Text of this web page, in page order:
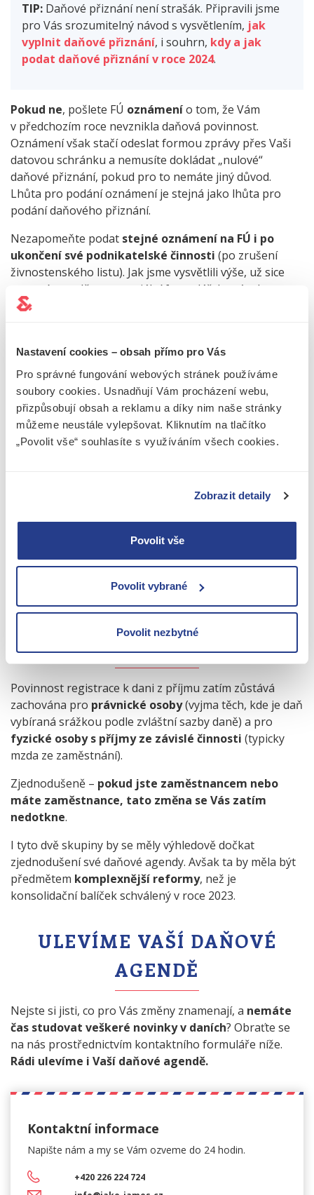
Nastavení cookies – obsah přímo pro Vás
Pro správné fungování webových stránek používáme
soubory cookies. Usnadňují Vám procházení webu,
přizpůsobují obsah a reklamu a díky nim naše stránky
můžeme neustále vylepšovat. Kliknutím na tlačítko
„Povolit vše“ souhlasíte s využíváním všech cookies.
Zobrazit detaily
Povolit vše
Povolit vybrané
Povolit nezbytné
TIP: Daňové přiznání není strašák. Připravili jsme
pro Vás srozumitelný návod s vysvětlením, jak
vyplnit daňové přiznání, i souhrn, kdy a jak
podat daňové přiznání v roce 2024.
Pokud ne, pošlete FÚ oznámenío tom, že Vám
v předchozím roce nevznikla daňová povinnost.
Oznámení však stačí odeslat formou zprávy přes Vaši
datovou schránku a nemusíte dokládat „nulové“
daňové přiznání, pokud pro to nemáte jiný důvod.
Lhůta pro podání oznámení je stejná jako lhůta pro
podání daňového přiznání.
Nezapomeňte podat stejné oznámení na FÚ i po
ukončení své podnikatelské činnosti (po zrušení
živnostenského listu). Jak jsme vysvětlili výše, už sice
nemusíte vyplňovat speciální formulář, kterým byste
svou registraci k dani z příjmů rušili, ale právě proto FÚ
skutečnost oznámit.
MUSÍM PODÁVAT DAŇOVÉ PŘIZNÁNÍ?
Pokud moje příjmy jako OSVČ
mám i zaměstnání).
Pokud jsem OSVČ a v předchozím
roce jsem neměl/a příjmy z podnikání
ani jiný důvod pro odevzdání
přiznání, stačí podat oznámení na FÚ.
KOHO SE ZMĚNA NETÝKÁ?
Povinnost registrace k dani z příjmu zatím zůstává
zachována pro právnické osoby(vyjma těch, kde je daň
vybíraná srážkou podle zvláštní sazby daně) a pro
fyzické osoby s příjmy ze závislé činnosti (typicky
mzda ze zaměstnání).
Zjednodušeně – pokud jste zaměstnancem nebo
máte zaměstnance, tato změna se Vás zatím
nedotkne.
I tyto dvě skupiny by se měly výhledově dočkat
zjednodušení své daňové agendy. Avšak ta by měla být
předmětem komplexnější reformy, než je
konsolidační balíček schválený v roce 2023.
ULEVÍME VAŠÍ DAŇOVÉ
AGENDĚ
Nejste si jisti, co pro Vás změny znamenají, a nemáte
čas studovat veškeré novinky v daních? Obraťte se
na nás prostřednictvím kontaktního formuláře níže.
Rádi ulevíme i Vaší daňové agendě.
Kontaktní informace
Napište nám a my se Vám ozveme do 24 hodin.
+420 226 224 724